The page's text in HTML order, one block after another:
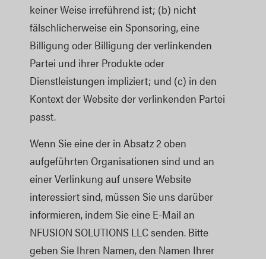
keiner Weise irreführend ist; (b) nicht
fälschlicherweise ein Sponsoring, eine
Billigung oder Billigung der verlinkenden
Partei und ihrer Produkte oder
Dienstleistungen impliziert; und (c) in den
Kontext der Website der verlinkenden Partei
passt.
Wenn Sie eine der in Absatz 2 oben
aufgeführten Organisationen sind und an
einer Verlinkung auf unsere Website
interessiert sind, müssen Sie uns darüber
informieren, indem Sie eine E-Mail an
NFUSION SOLUTIONS LLC senden. Bitte
geben Sie Ihren Namen, den Namen Ihrer